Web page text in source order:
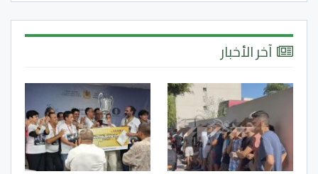
آخر الأخبار